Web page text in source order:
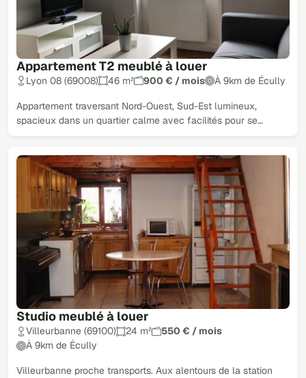
Appartement T2 meublé à louer
Lyon 08 (69008) 46 m² 900 € / mois À 9km de Écully
Appartement traversant Nord-Ouest, Sud-Est lumineux,
spacieux dans un quartier calme avec facilités pour se…
Studio meublé à louer
Villeurbanne (69100) 24 m²
550 € / mois
À 9km de Écully
Villeurbanne proche transports. Aux alentours de la station